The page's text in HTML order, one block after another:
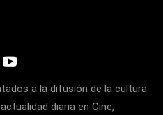
a la difusión de la cultura
diaria en Cine,